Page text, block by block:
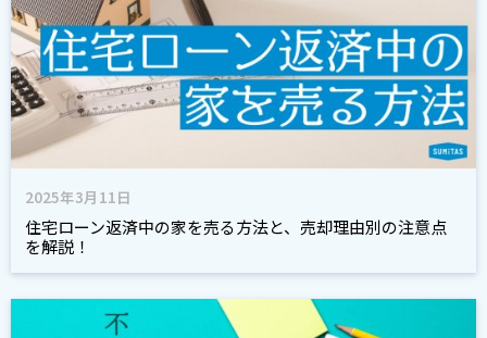
2025年3月11日
住宅ローン返済中の家を売る方法と、売却理由別の注意点
を解説！